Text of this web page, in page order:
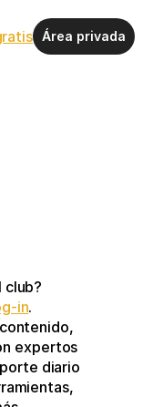
Área privada
club?
in.
expertos
diario